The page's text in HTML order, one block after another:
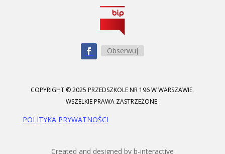
Obserwuj
COPYRIGHT © 2025 PRZEDSZKOLE NR 196 W WARSZAWIE.
WSZELKIE PRAWA ZASTRZEŻONE.
POLITYKA PRYWATNOŚCI
Created and designed by b-interactive